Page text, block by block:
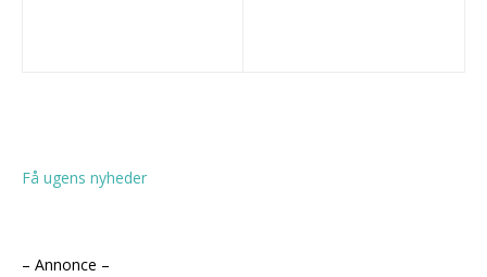
Få ugens nyheder
– Annonce –